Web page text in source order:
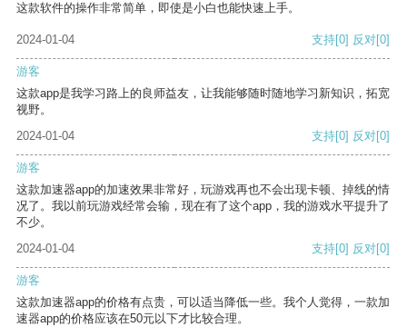
这款软件的操作非常简单，即使是小白也能快速上手。
2024-01-04 支持[0] 反对[0]
游客
这款app是我学习路上的良师益友，让我能够随时随地学习新知识，拓宽
视野。
2024-01-04
支持[0] 反对[0]
游客
这款加速器app的加速效果非常好，玩游戏再也不会出现卡顿、掉线的情
况了。我以前玩游戏经常会输，现在有了这个app，我的游戏水平提升了
不少。
2024-01-04
支持[0] 反对[0]
游客
这款加速器app的价格有点贵，可以适当降低一些。我个人觉得，一款加
速器app的价格应该在50元以下才比较合理。